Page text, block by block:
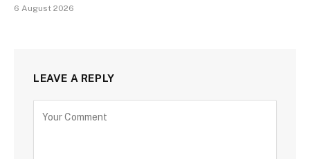
6 August 2026
LEAVE A REPLY